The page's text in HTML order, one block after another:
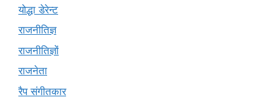
योद्धा डेरेन्ट
राजनीतिज्ञ
राजनीतिज्ञों
राजनेता
रैप संगीतकार